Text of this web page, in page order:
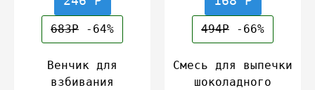
683Р -64%
Венчик для
взбивания
494Р -66%
Смесь для выпечки
шоколадного